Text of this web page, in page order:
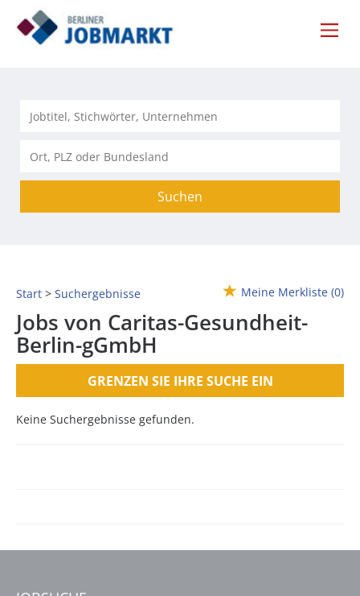
Suchen
Start Suchergebnisse Meine Merkliste (0)
Jobs von Caritas-Gesundheit-
Berlin-gGmbH
GRENZEN SIE IHRE SUCHE EIN
Keine Suchergebnisse gefunden.